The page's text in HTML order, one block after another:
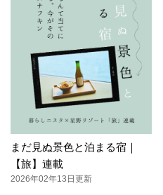
まだ見ぬ景色と泊まる宿｜
【旅】連載
2026年02年13日更新